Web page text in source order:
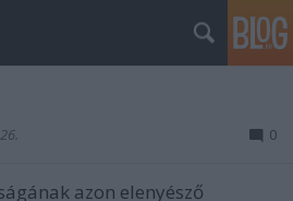
0
azon elenyésző